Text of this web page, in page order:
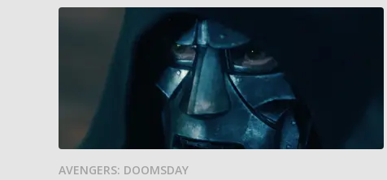
AVENGERS: DOOMSDAY